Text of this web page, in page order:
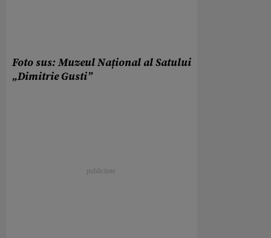
Foto sus: Muzeul Național al Satului
„Dimitrie Gusti”